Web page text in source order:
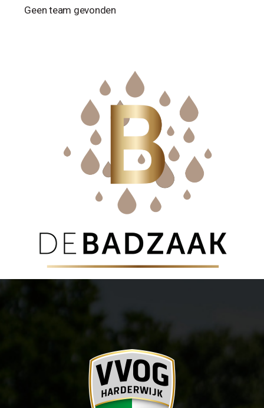
Geen team gevonden